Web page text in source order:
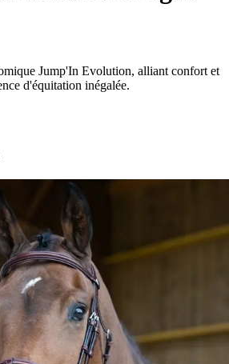
Jump'In Evolution, alliant confort et
d'équitation inégalée.